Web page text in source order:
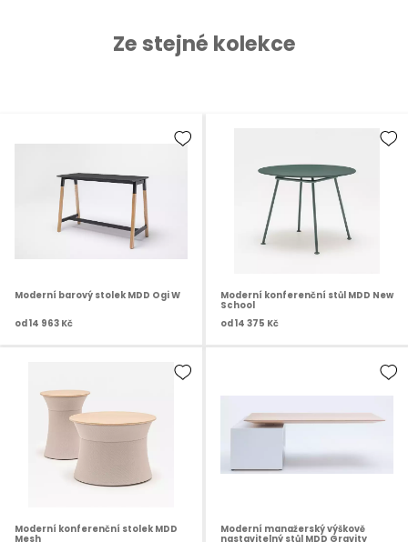
Ze stejné kolekce
Moderní barový stolek MDD Ogi W
od14 963 Kč
Moderní konferenční stůl MDD New
School
od14 375 Kč
Moderní konferenční stolek MDD
Mesh
Moderní manažerský výškově
nastavitelný stůl MDD Gravity